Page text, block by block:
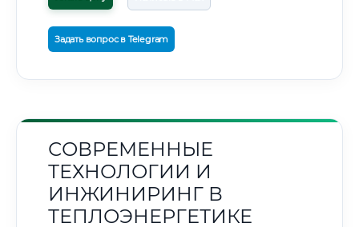
Задать вопрос в Telegram
СОВРЕМЕННЫЕ
ТЕХНОЛОГИИ И
ИНЖИНИРИНГ В
ТЕПЛОЭНЕРГЕТИКЕ